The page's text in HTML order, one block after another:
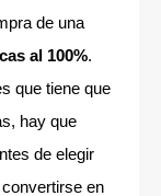
de una
al 100%.
que tiene que
hay que
de elegir
en